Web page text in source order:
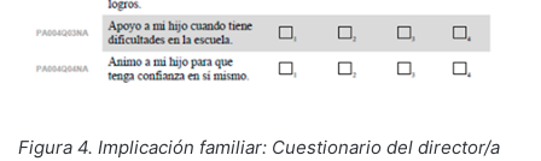
Figura 4. Implicación familiar: Cuestionario del director/a